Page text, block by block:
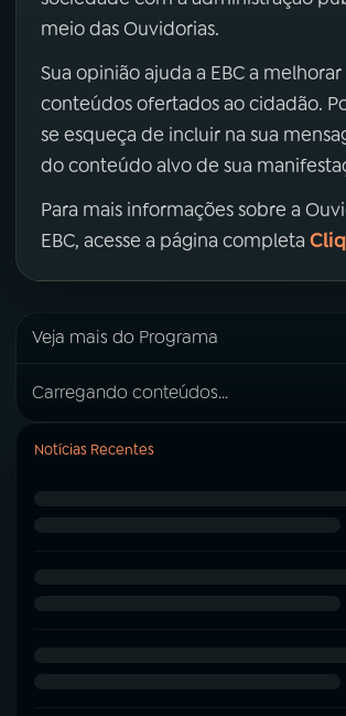
meio das Ouvidorias.
Sua opinião ajuda a EBC a melhorar
conteúdos ofertados ao cidadão.
se esqueça de incluir na sua
do conteúdo alvo de sua
Para mais informações sobre a
EBC, acesse a página completa
Veja mais do Programa
Carregando conteúdos...
Notícias Recentes